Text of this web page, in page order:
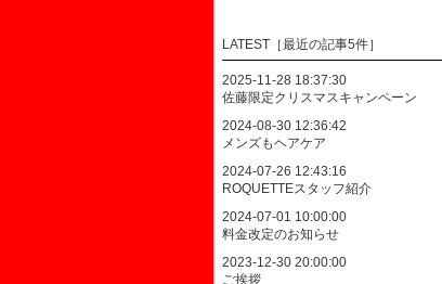
LATEST［最近の記事5件］
2025-11-28 18:37:30
佐藤限定クリスマスキャンペーン
2024-08-30 12:36:42
メンズもヘアケア
2024-07-26 12:43:16
ROQUETTEスタッフ紹介
2024-07-01 10:00:00
料金改定のお知らせ
2023-12-30 20:00:00
ご挨拶